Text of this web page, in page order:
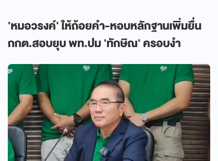
'หมอวรงค์' ให้ถ้อยคำ-หอบหลักฐานเพิ่มยื่น
กกต.สอบยุบ พท.ปม 'ทักษิณ' ครอบงำ